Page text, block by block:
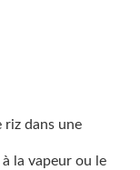
riz dans une
la vapeur ou le